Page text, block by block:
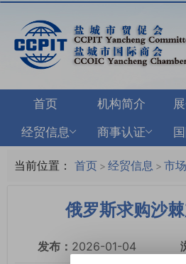
首页 机构简介
经贸信息
商事认证
当前位置： 首页 > 经贸信息 > 市
俄罗斯求购沙
发布： 2026-01-04